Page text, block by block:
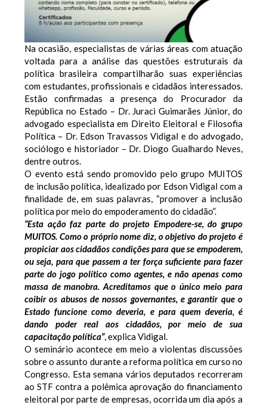
Na ocasião, especialistas de várias áreas com atuação
voltada para a análise das questões estruturais da
política brasileira compartilharão suas experiências
com estudantes, profissionais e cidadãos interessados.
Estão confirmadas a presença do Procurador da
República no Estado – Dr. Juraci Guimarães Júnior, do
advogado especialista em Direito Eleitoral e Filosofia
Política – Dr. Edson Travassos Vidigal e do advogado,
sociólogo e historiador – Dr. Diogo Gualhardo Neves,
dentre outros.
O evento está sendo promovido pelo grupo MUITOS
de inclusão política, idealizado por Edson Vidigal com a
finalidade de, em suas palavras, “promover a inclusão
política por meio do empoderamento do cidadão”.
“Esta ação faz parte do projeto Empodere-se, do grupo
MUITOS. Como o próprio nome diz, o objetivo do projeto é
propiciar aos cidadãos condições para que se empoderem,
ou seja, para que passem a ter força suficiente para fazer
parte do jogo político como agentes, e não apenas como
massa de manobra. Acreditamos que o único meio para
coibir os abusos de nossos governantes, e garantir que o
Estado funcione como deveria, e para quem deveria, é
dando poder real aos cidadãos, por meio de sua
capacitação política”, explica Vidigal.
O seminário acontece em meio a violentas discussões
sobre o assunto durante a reforma política em curso no
Congresso. Esta semana vários deputados recorreram
ao STF contra a polêmica aprovação do financiamento
eleitoral por parte de empresas, ocorrida um dia após a